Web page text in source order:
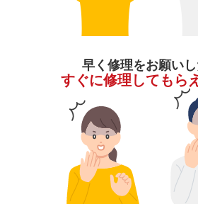
早く修理をお願い
すぐに修理してもら